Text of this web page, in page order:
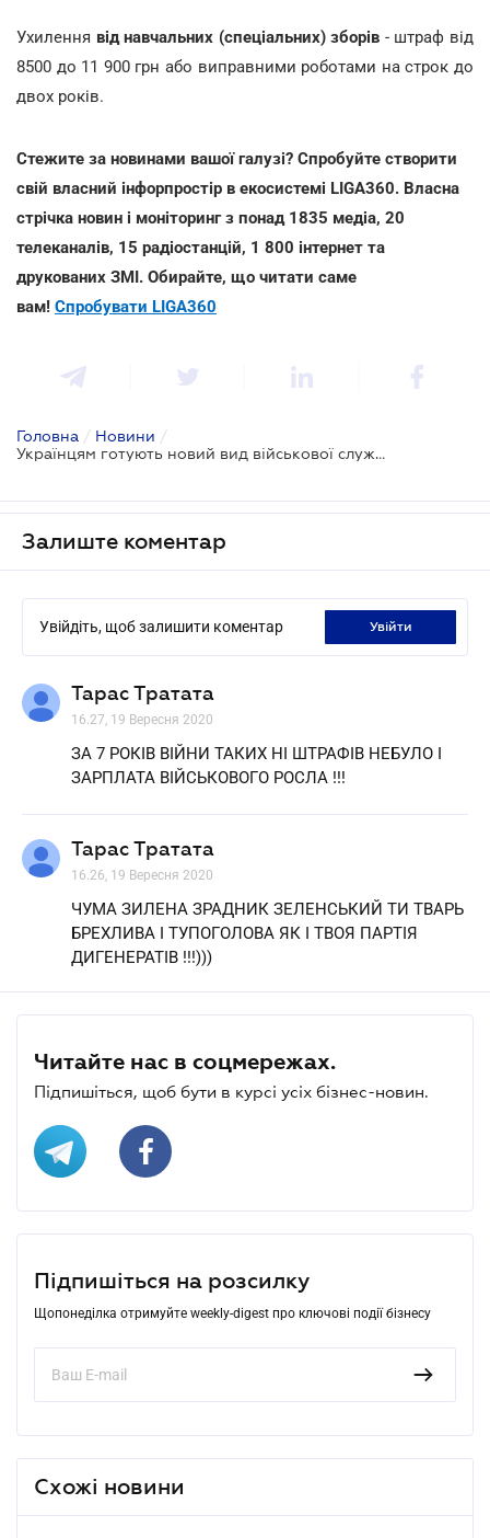
Ухилення від навчальних (спеціальних) зборів - штраф від
8500 до 11 900 грн або виправними роботами на строк до
двох років.
Стежите за новинами вашої галузі? Спробуйте створити
свій власний інфорпростір в екосистемі LIGA360. Власна
стрічка новин і моніторинг з понад 1835 медіа, 20
телеканалів, 15 радіостанцій, 1 800 інтернет та
друкованих ЗМІ. Обирайте, що читати саме
вам! Спробувати LIGA360
Головна / Новини /
Українцям готують новий вид військової служби, облік на роботі і штрафи за ухилення: проект прийнятий за основу
Залиште коментар
Увійдіть, щоб залишити коментар увійти
Тарас Тратата
16.27, 19 Вересня 2020
ЗА 7 РОКІВ ВІЙНИ ТАКИХ НІ ШТРАФІВ НЕБУЛО І
ЗАРПЛАТА ВІЙСЬКОВОГО РОСЛА !!!
Тарас Тратата
16.26, 19 Вересня 2020
ЧУМА ЗИЛЕНА ЗРАДНИК ЗЕЛЕНСЬКИЙ ТИ ТВАРЬ
БРЕХЛИВА І ТУПОГОЛОВА ЯК І ТВОЯ ПАРТІЯ
ДИГЕНЕРАТІВ !!!)))
Читайте нас в соцмережах.
Підпишіться, щоб бути в курсі усіх бізнес-новин.
Підпишіться на розсилку
Щопонеділка отримуйте weekly-digest про ключові події бізнесу
Схожі новини